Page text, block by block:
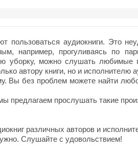
аудиокниги. Это
например, прогуливаясь по
уборку, можно слушать любимые
автору книги, но и исполнителю
Вы без проблем можете найти
предлагаем прослушать такие
различных авторов и
Слушайте с удовольствием!